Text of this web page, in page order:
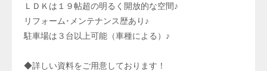
ＬＤＫは１９帖超の明るく開放的な空間♪
リフォーム･メンテナンス歴あり♪
駐車場は３台以上可能（車種による）♪
◆詳しい資料をご用意しております！